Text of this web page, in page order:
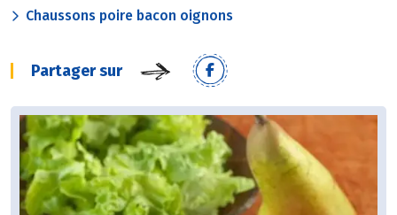
Chaussons poire bacon oignons
Partager sur